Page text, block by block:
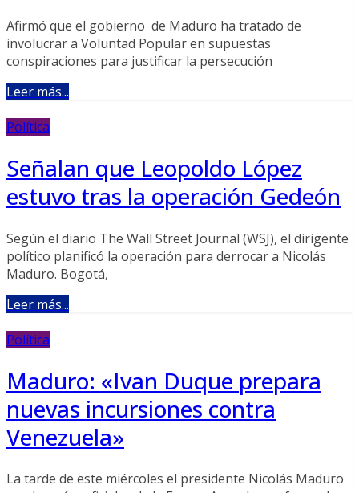
Afirmó que el gobierno de Maduro ha tratado de
involucrar a Voluntad Popular en supuestas
conspiraciones para justificar la persecución
Leer más...
Política
Señalan que Leopoldo López
estuvo tras la operación Gedeón
Según el diario The Wall Street Journal (WSJ), el dirigente
político planificó la operación para derrocar a Nicolás
Maduro. Bogotá,
Leer más...
Política
Maduro: «Ivan Duque prepara
nuevas incursiones contra
Venezuela»
La tarde de este miércoles el presidente Nicolás Maduro